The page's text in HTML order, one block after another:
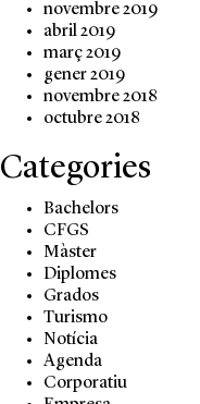
novembre 2019
abril 2019
març 2019
gener 2019
novembre 2018
octubre 2018
Categories
Bachelors
CFGS
Màster
Diplomes
Grados
Turismo
Notícia
Agenda
Corporatiu